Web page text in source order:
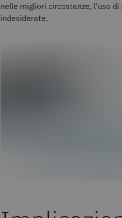
nelle migliori circostanze, l'uso
indesiderate.